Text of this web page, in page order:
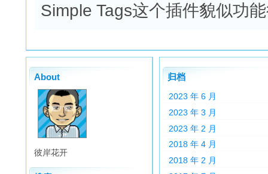
Simple Tags这个插件貌似功
About
彼岸花开
归档
2023 年 6 月
2023 年 3 月
2023 年 2 月
2018 年 4 月
2018 年 2 月